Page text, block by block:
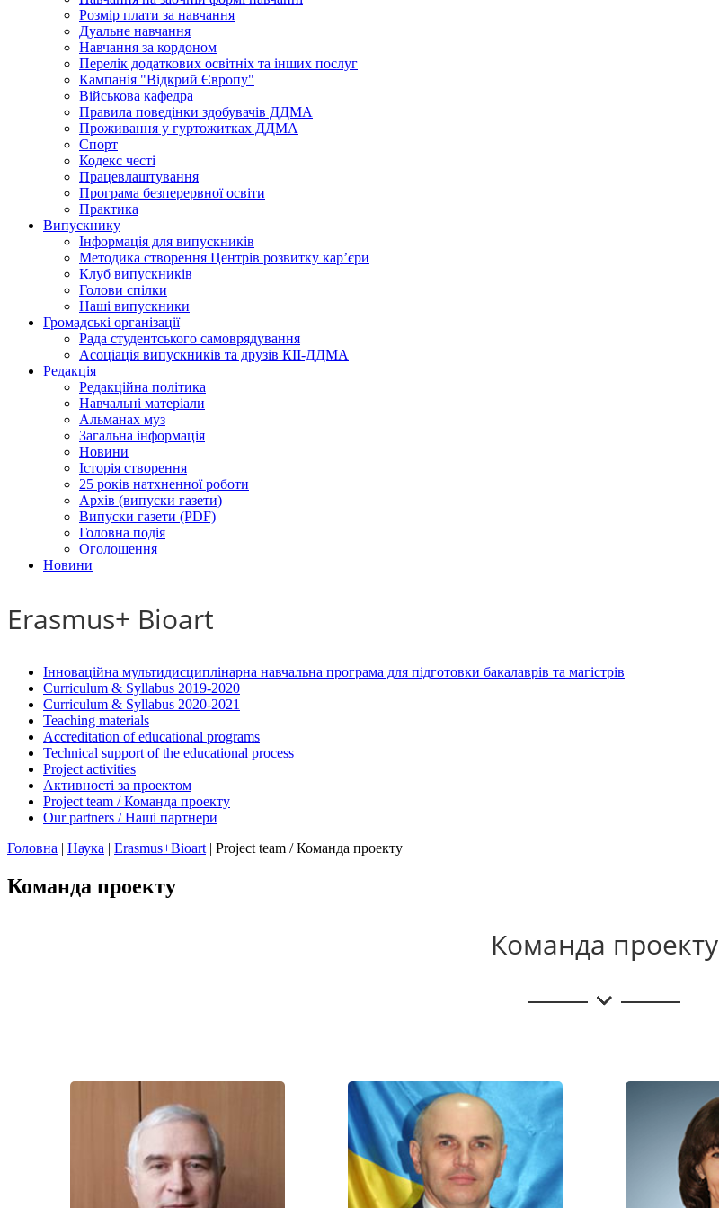
Розмір плати за навчання
Дуальне навчання
Навчання за кордоном
Перелік додаткових освітніх та інших послуг
Кампанія "Відкрий Європу"
Військова кафедра
Правила поведінки здобувачів ДДМА
Проживання у гуртожитках ДДМА
Спорт
Кодекс честі
Працевлаштування
Програма безперервної освіти
Практика
Випускнику
Інформація для випускників
Методика створення Центрів розвитку кар’єри
Клуб випускників
Голови спілки
Наші випускники
Громадські організації
Рада студентського самоврядування
Асоціація випускників та друзів КІІ-ДДМА
Редакція
Редакційна політика
Навчальні матеріали
Альманах муз
Загальна інформація
Новини
Історія створення
25 років натхненної роботи
Архів (випуски газети)
Випуски газети (PDF)
Головна подія
Оголошення
Новини
Erasmus+ Bioart
Інноваційна мультидисциплінарна навчальна програма для підготовки бакалаврів та магістрів
Curriculum & Syllabus 2019-2020
Curriculum & Syllabus 2020-2021
Teaching materials
Accreditation of educational programs
Technical support of the educational process
Project activities
Активності за проектом
Project team / Команда проекту
Our partners / Наші партнери
Головна | Наука | Erasmus+Bioart | Project team / Команда проекту
Команда проекту
Команда проекту